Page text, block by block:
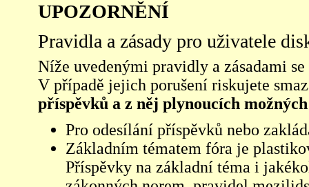
UPOZORNĚNÍ
Pravidla a zásady pro uživatele
Níže uvedenými pravidly a zásadami
V případě jejich porušení riskujete
příspěvků a z něj plynoucích
Pro odesílání příspěvků nebo
Základním tématem fóra je
Příspěvky na základní téma i